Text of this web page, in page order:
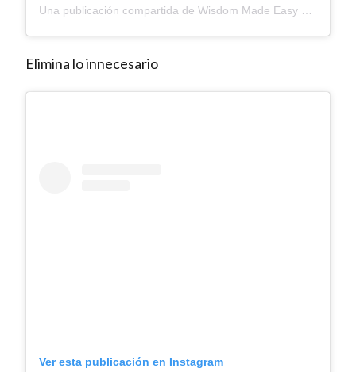
Una publicación compartida de Wisdom Made Easy – Michael J Boorman (@wisdommadeeasy)
Elimina lo innecesario
Ver esta publicación en Instagram